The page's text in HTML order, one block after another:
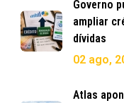
Governo
ampliar
dívidas
02 ago,
Atlas